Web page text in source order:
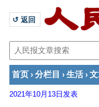
↺ 返回
首页 › 分栏目 › 生活 ›
2021年10月13日 发表